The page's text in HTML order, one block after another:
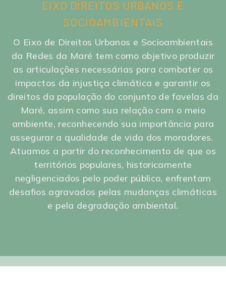
EIXO DIREITOS URBANOS E
SOCIOAMBIENTAIS
O Eixo de Direitos Urbanos e Socioambientais
da Redes da Maré tem como objetivo produzir
as articulações necessárias para combater os
impactos da injustiça climática e garantir os
direitos da população do conjunto de favelas da
Maré, assim como sua relação com o meio
ambiente, reconhecendo sua importância para
assegurar a qualidade de vida dos moradores.
Atuamos a partir do reconhecimento de que os
territórios populares, historicamente
negligenciados pelo poder público, enfrentam
desafios agravados pelas mudanças climáticas
e pela degradação ambiental.